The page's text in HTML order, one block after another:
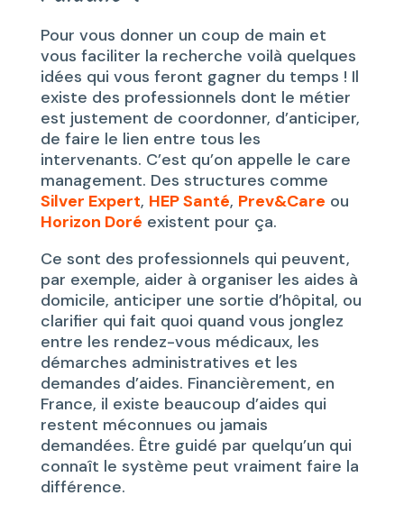
Pour vous donner un coup de main et
vous faciliter la recherche voilà quelques
idées qui vous feront gagner du temps ! Il
existe des professionnels dont le métier
est justement de coordonner, d’anticiper,
de faire le lien entre tous les
intervenants. C’est qu’on appelle le care
management. Des structures comme
Silver Expert, HEP Santé, Prev&Care ou
Horizon Doré existent pour ça.
Ce sont des professionnels qui peuvent,
par exemple, aider à organiser les aides à
domicile, anticiper une sortie d’hôpital, ou
clarifier qui fait quoi quand vous jonglez
entre les rendez-vous médicaux, les
démarches administratives et les
demandes d’aides. Financièrement, en
France, il existe beaucoup d’aides qui
restent méconnues ou jamais
demandées. Être guidé par quelqu’un qui
connaît le système peut vraiment faire la
différence.